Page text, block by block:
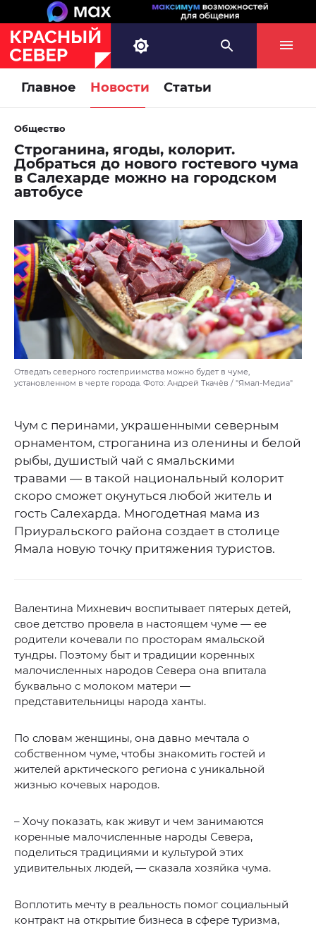
Главное Новости Статьи
Общество
Строганина, ягоды, колорит.
Добраться до нового гостевого чума
в Салехарде можно на городском
автобусе
Отведать северного гостеприимства можно будет в чуме,
установленном в черте города. Фото: Андрей Ткачёв / "Ямал-Медиа"
Чум с перинами, украшенными северным
орнаментом, строганина из оленины и белой
рыбы, душистый чай с ямальскими
травами — в такой национальный колорит
скоро сможет окунуться любой житель и
гость Салехарда. Многодетная мама из
Приуральского района создает в столице
Ямала новую точку притяжения туристов.
Валентина Михневич воспитывает пятерых детей,
свое детство провела в настоящем чуме — ее
родители кочевали по просторам ямальской
тундры. Поэтому быт и традиции коренных
малочисленных народов Севера она впитала
буквально с молоком матери —
представительницы народа ханты.
По словам женщины, она давно мечтала о
собственном чуме, чтобы знакомить гостей и
жителей арктического региона с уникальной
жизнью кочевых народов.
– Хочу показать, как живут и чем занимаются
коренные малочисленные народы Севера,
поделиться традициями и культурой этих
удивительных людей, — сказала хозяйка чума.
Воплотить мечту в реальность помог социальный
контракт на открытие бизнеса в сфере туризма,